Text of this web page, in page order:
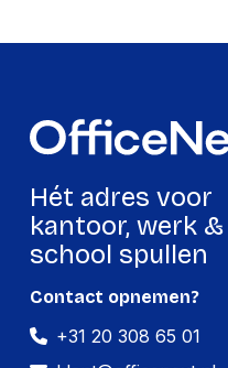
Number
GTIN
Productformaat
Lengte
Hét adres voor
kantoor, werk &
school spullen
Contact opnemen?
+31 20 308 65 01